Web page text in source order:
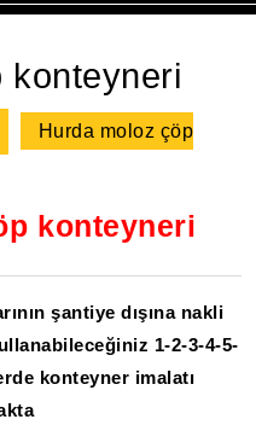
for:
konteyneri
Hurda moloz çöp
konteyneri
şantiye dışına nakli
1-2-3-4-5-
konteyner imalatı